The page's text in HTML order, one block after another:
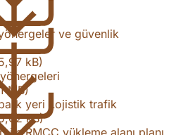
ve güvenlik
kB
MB
yeri Lojistik trafik
kB
ile RMCC yükleme alanı planı